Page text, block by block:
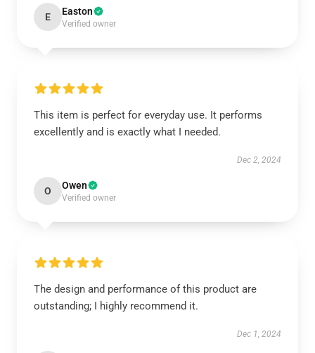
E Easton
Verified owner
This item is perfect for everyday use. It performs
excellently and is exactly what I needed.
Dec 2, 2024
O Owen
Verified owner
The design and performance of this product are
outstanding; I highly recommend it.
Dec 1, 2024